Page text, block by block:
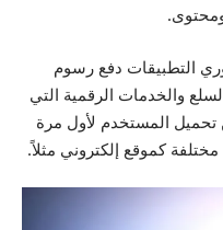
التطبيقات دفع رسوم
والخدمات الرقمية التي
المستخدم لأول مرة
كموقع إلكتروني مثلاً.